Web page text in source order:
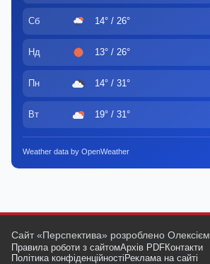
Сб 14° / 26°
Нд 13° / 26°
Пн 14° / 31°
Вт 19° / 31°
Weather data by OpenWeather
Сайт «Перспектива» розроблено Олексієм
Правила роботи з сайтомАрхів PDFКонтакти
Політика конфіденційності Реклама на сайті